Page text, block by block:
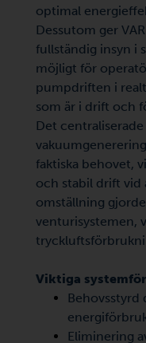
optimal
Dessutom ger
fullständig insyn i
möjligt för
pumpdriften i
som är i drift och
Det
faktiska behovet,
och stabil drift vid
omställning
venturisystemen,
Viktiga
Behovsstyrd
Eliminering